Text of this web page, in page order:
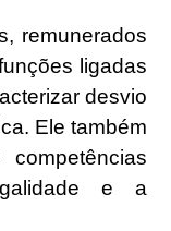
remunerados
ligadas
desvio
Ele também
e a